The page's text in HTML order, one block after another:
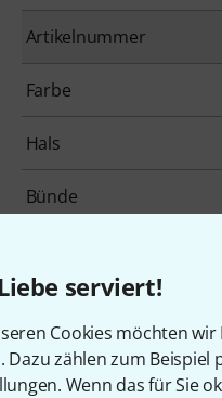
serviert!
Cookies möchten
Dazu zählen zum
Wenn das für Sie
Artikelnummer
Farbe
Hals
Bünde
Inkl. Koffer